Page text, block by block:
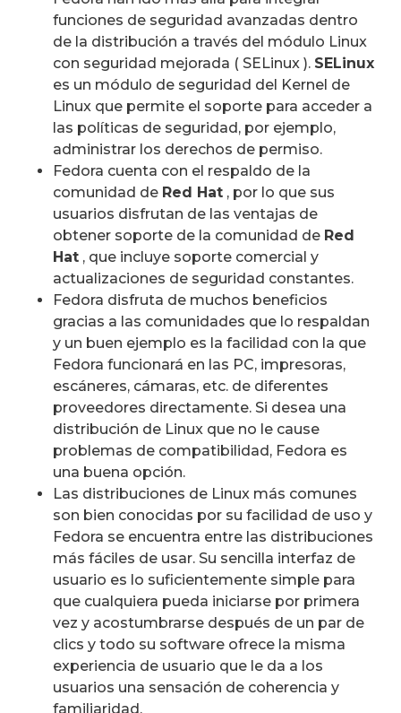
funciones de seguridad avanzadas dentro
de la distribución a través del módulo Linux
con seguridad mejorada ( SELinux ). SELinux
es un módulo de seguridad del Kernel de
Linux que permite el soporte para acceder a
las políticas de seguridad, por ejemplo,
administrar los derechos de permiso.
Fedora cuenta con el respaldo de la
comunidad de Red Hat , por lo que sus
usuarios disfrutan de las ventajas de
obtener soporte de la comunidad de Red
Hat , que incluye soporte comercial y
actualizaciones de seguridad constantes.
Fedora disfruta de muchos beneficios
gracias a las comunidades que lo respaldan
y un buen ejemplo es la facilidad con la que
Fedora funcionará en las PC, impresoras,
escáneres, cámaras, etc. de diferentes
proveedores directamente. Si desea una
distribución de Linux que no le cause
problemas de compatibilidad, Fedora es
una buena opción.
Las distribuciones de Linux más comunes
son bien conocidas por su facilidad de uso y
Fedora se encuentra entre las distribuciones
más fáciles de usar. Su sencilla interfaz de
usuario es lo suficientemente simple para
que cualquiera pueda iniciarse por primera
vez y acostumbrarse después de un par de
clics y todo su software ofrece la misma
experiencia de usuario que le da a los
usuarios una sensación de coherencia y
familiaridad.